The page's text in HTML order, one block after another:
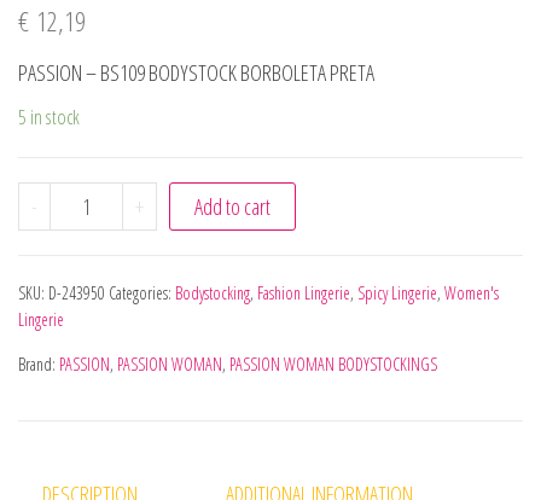
€ 12,19
PASSION – BS109 BODYSTOCK BORBOLETA PRETA
5 in stock
- PASSION - BS109 BODYSTOCK BORBOLETA PRETA quantity
+ Add to cart
SKU: D-243950 Categories: Bodystocking, Fashion Lingerie, Spicy Lingerie, Women's
Lingerie
Brand: PASSION, PASSION WOMAN, PASSION WOMAN BODYSTOCKINGS
DESCRIPTION ADDITIONAL INFORMATION